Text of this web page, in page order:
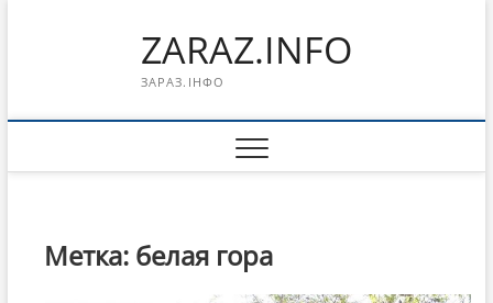
ZARAZ.INFO
ЗАРАЗ.ІНФО
Метка: белая гора